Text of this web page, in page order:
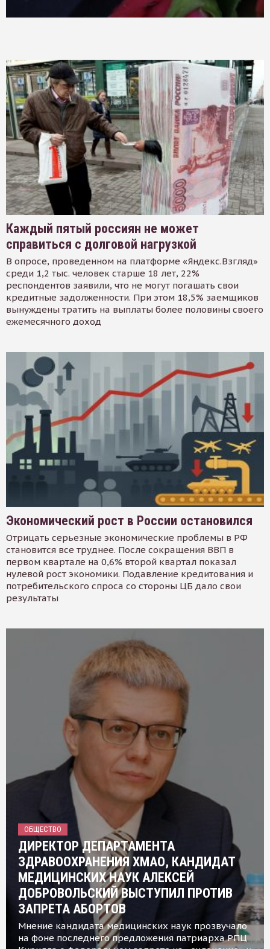
Каждый пятый россиян не может
справиться с долговой нагрузкой
В опросе, проведенном на платформе «Яндекс.Взгляд»
среди 1,2 тыс. человек старше 18 лет, 22%
респондентов заявили, что не могут погашать свои
кредитные задолженности. При этом 18,5% заемщиков
вынуждены тратить на выплаты более половины своего
ежемесячного доход
Экономический рост в России остановился
Отрицать серьезные экономические проблемы в РФ
становится все труднее. После сокращения ВВП в
первом квартале на 0,6% второй квартал показал
нулевой рост экономики. Подавление кредитования и
потребительского спроса со стороны ЦБ дало свои
результаты
ОБЩЕСТВО
ДИРЕКТОР ДЕПАРТАМЕНТА
ЗДРАВООХРАНЕНИЯ ХМАО, КАНДИДАТ
МЕДИЦИНСКИХ НАУК АЛЕКСЕЙ
ДОБРОВОЛЬСКИЙ ВЫСТУПИЛ ПРОТИВ
ЗАПРЕТА АБОРТОВ
Мнение кандидата медицинских наук прозвучало
на фоне последнего предложения патриарха РПЦ